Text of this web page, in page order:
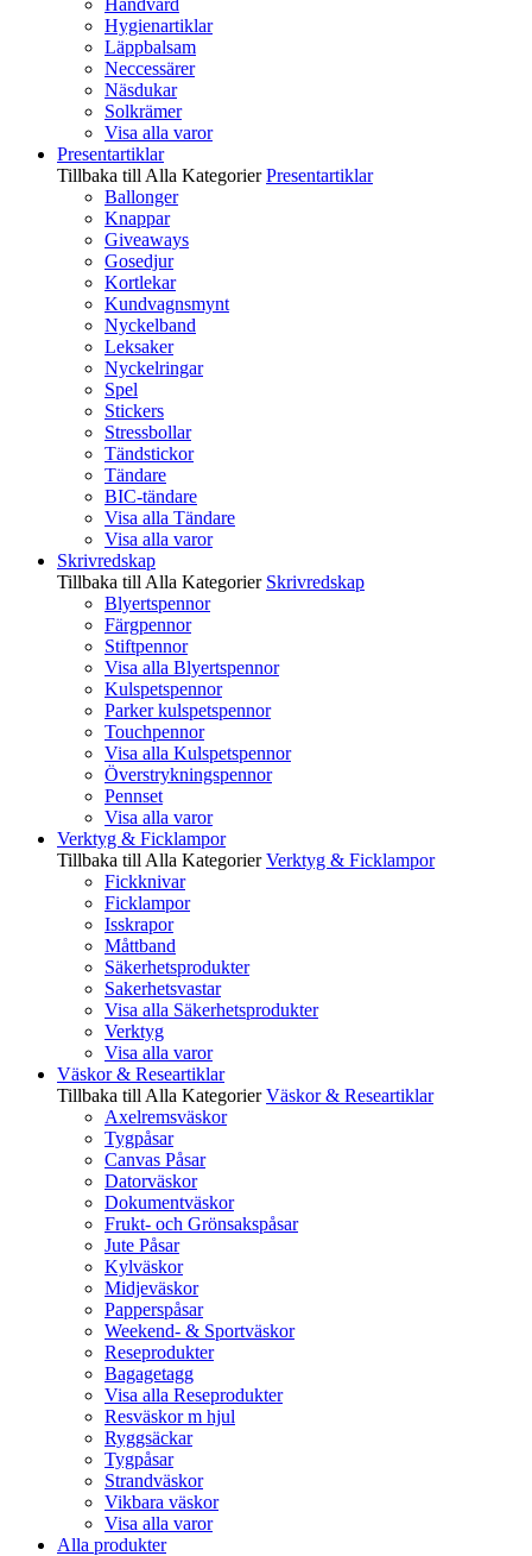
Handvård
Hygienartiklar
Läppbalsam
Neccessärer
Näsdukar
Solkrämer
Visa alla varor
Presentartiklar
Tillbaka till Alla Kategorier Presentartiklar
Ballonger
Knappar
Giveaways
Gosedjur
Kortlekar
Kundvagnsmynt
Nyckelband
Leksaker
Nyckelringar
Spel
Stickers
Stressbollar
Tändstickor
Tändare
BIC-tändare
Visa alla Tändare
Visa alla varor
Skrivredskap
Tillbaka till Alla Kategorier Skrivredskap
Blyertspennor
Färgpennor
Stiftpennor
Visa alla Blyertspennor
Kulspetspennor
Parker kulspetspennor
Touchpennor
Visa alla Kulspetspennor
Överstrykningspennor
Pennset
Visa alla varor
Verktyg & Ficklampor
Tillbaka till Alla Kategorier Verktyg & Ficklampor
Fickknivar
Ficklampor
Isskrapor
Måttband
Säkerhetsprodukter
Sakerhetsvastar
Visa alla Säkerhetsprodukter
Verktyg
Visa alla varor
Väskor & Researtiklar
Tillbaka till Alla Kategorier Väskor & Researtiklar
Axelremsväskor
Tygpåsar
Canvas Påsar
Datorväskor
Dokumentväskor
Frukt- och Grönsakspåsar
Jute Påsar
Kylväskor
Midjeväskor
Papperspåsar
Weekend- & Sportväskor
Reseprodukter
Bagagetagg
Visa alla Reseprodukter
Resväskor m hjul
Ryggsäckar
Tygpåsar
Strandväskor
Vikbara väskor
Visa alla varor
Alla produkter